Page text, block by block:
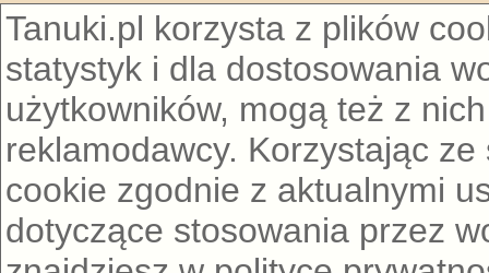
Tanuki.pl korzysta z plików
statystyk i dla dostosowania
użytkowników, mogą też z
reklamodawcy. Korzystając
cookie zgodnie z aktualnymi
dotyczące stosowania przez